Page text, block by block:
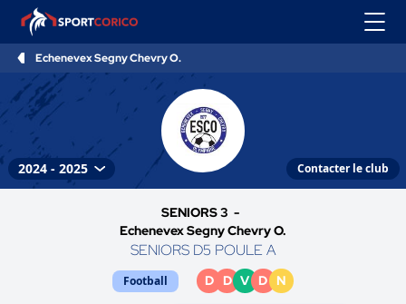
Echenevex Segny Chevry O.
Contacter le club
SENIORS 3 -
Echenevex Segny Chevry O.
SENIORS D5 POULE A
Football D D V D N